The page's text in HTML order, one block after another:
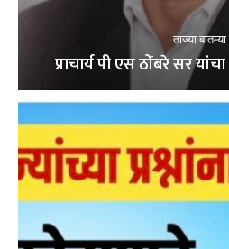
ताज्या बातम्या
प्राचार्य पी एस ठोंबरे सर